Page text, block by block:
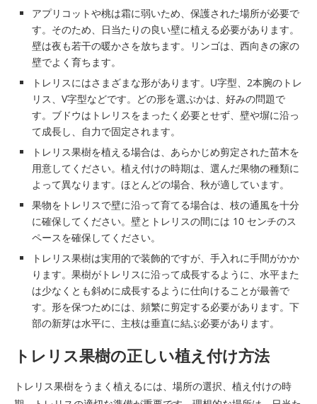
アプリコットや桃は霜に弱いため、保護された場所が必要で
す。そのため、日当たりの良い壁に植える必要があります。
壁は夜も若干の暖かさを放ちます。リンゴは、西向きの家の
壁でよく育ちます。
トレリスにはさまざまな形があります。U字型、2本腕のトレ
リス、V字型などです。どの形を選ぶかは、好みの問題で
す。ブドウはトレリスをまったく必要とせず、壁や塀に沿っ
て成長し、自力で固定されます。
トレリス果樹を植える場合は、あらかじめ剪定された苗木を
用意してください。植え付けの時期は、選んだ果物の種類に
よって異なります。ほとんどの場合、秋が適しています。
果物をトレリスで壁に沿って育てる場合は、枝の通風を十分
に確保してください。壁とトレリスの間には 10 センチのス
ペースを確保してください。
トレリス果樹は実用的で装飾的ですが、手入れに手間がかか
ります。果樹がトレリスに沿って成長するように、水平また
は少なくとも斜めに成長するように仕向けることが最善で
す。形を保つためには、頻繁に剪定する必要があります。下
部の新芽は水平に、主枝は垂直に結ぶ必要があります。
トレリス果樹の正しい植え付け方法
トレリス果樹をうまく植えるには、場所の選択、植え付けの時